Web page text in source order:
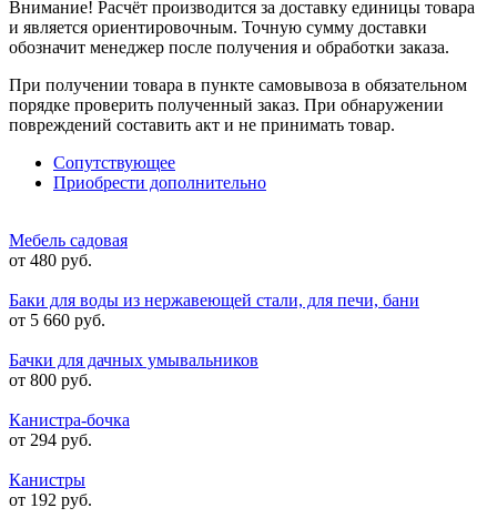
Внимание! Расчёт производится за доставку единицы товара
и является ориентировочным. Точную сумму доставки
обозначит менеджер после получения и обработки заказа.
При получении товара в пункте самовывоза в обязательном
порядке проверить полученный заказ. При обнаружении
повреждений составить акт и не принимать товар.
Сопутствующее
Приобрести дополнительно
Мебель садовая
от 480 руб.
Баки для воды из нержавеющей стали, для печи, бани
от 5 660 руб.
Бачки для дачных умывальников
от 800 руб.
Канистра-бочка
от 294 руб.
Канистры
от 192 руб.